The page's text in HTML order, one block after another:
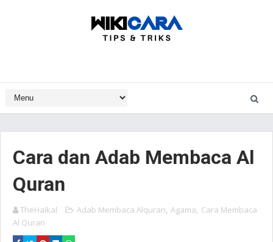
Cara dan Adab Membaca Al
Quran
TheHaikal Adab Membaca Alquran, Agama, Cara Membaca
Al Quran